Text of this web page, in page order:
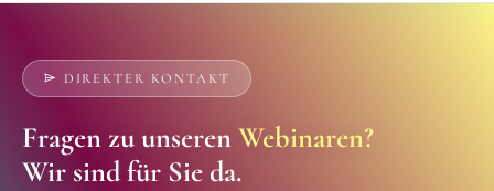
DIREKTER KONTAKT
Fragen zu unserenWebinaren?
Wir sind für Sie da.